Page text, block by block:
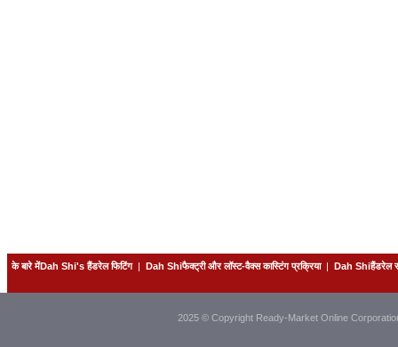
के बारे मेंDah Shi's हैंडरेल फिटिंग| Dah Shiफैक्ट्री और लॉस्ट-वैक्स कास्टिंग प्रक्रिया| Dah Shiहैंडरेल
2025 © Copyright Ready-Market Online